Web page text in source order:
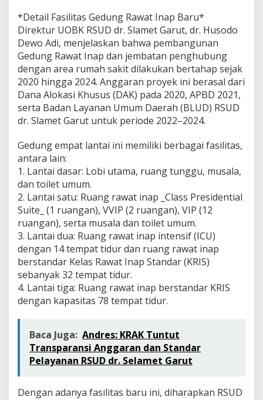
*Detail Fasilitas Gedung Rawat Inap Baru*
Direktur UOBK RSUD dr. Slamet Garut, dr. Husodo
Dewo Adi, menjelaskan bahwa pembangunan
Gedung Rawat Inap dan jembatan penghubung
dengan area rumah sakit dilakukan bertahap sejak
2020 hingga 2024. Anggaran proyek ini berasal dari
Dana Alokasi Khusus (DAK) pada 2020, APBD 2021,
serta Badan Layanan Umum Daerah (BLUD) RSUD
dr. Slamet Garut untuk periode 2022–2024.
Gedung empat lantai ini memiliki berbagai fasilitas,
antara lain:
1. Lantai dasar: Lobi utama, ruang tunggu, musala,
dan toilet umum.
2. Lantai satu: Ruang rawat inap _Class Presidential
Suite_ (1 ruangan), VVIP (2 ruangan), VIP (12
ruangan), serta musala dan toilet umum.
3. Lantai dua: Ruang rawat inap intensif (ICU)
dengan 14 tempat tidur dan ruang rawat inap
berstandar Kelas Rawat Inap Standar (KRIS)
sebanyak 32 tempat tidur.
4. Lantai tiga: Ruang rawat inap berstandar KRIS
dengan kapasitas 78 tempat tidur.
Baca Juga: Andres: ​KRAK Tuntut
Transparansi Anggaran dan Standar
Pelayanan RSUD dr. Selamet Garut
Dengan adanya fasilitas baru ini, diharapkan RSUD